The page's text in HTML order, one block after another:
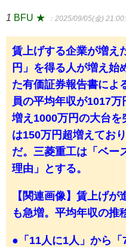
1 BFU ★ ：2025/09/05(金)
賃上げする企業が増え
円」を得る人が増え始
た有価証券報告書によ
員の平均年収が1017
増え1000万円の大台
は150万円超増えてお
だ。三菱重工は「ベー
理由」とする。
【関連画像】賃上げ
も急増。平均年収の推
●「11人に1人」から